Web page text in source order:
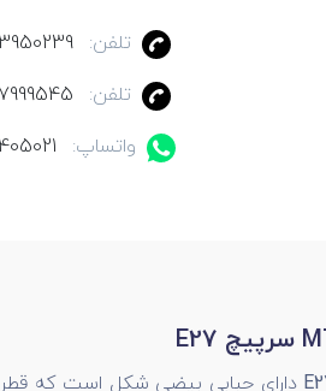
تلفن:
تلفن:
واتساپ: